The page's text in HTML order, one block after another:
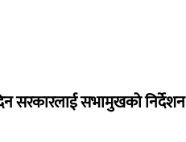
सरकारलाई सभामुखको निर्देशन